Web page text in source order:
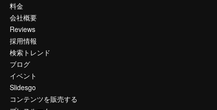
料金
会社概要
Reviews
採用情報
検索トレンド
ブログ
イベント
Slidesgo
コンテンツを販売する